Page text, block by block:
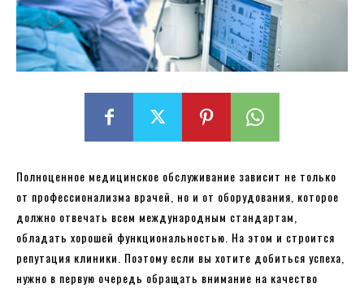
Полноценное медицинское обслуживание зависит не только
от профессионализма врачей, но и от оборудования, которое
должно отвечать всем международным стандартам,
обладать хорошей функциональностью. На этом и строится
репутация клиники. Поэтому если вы хотите добиться успеха,
нужно в первую очередь обращать внимание на качество